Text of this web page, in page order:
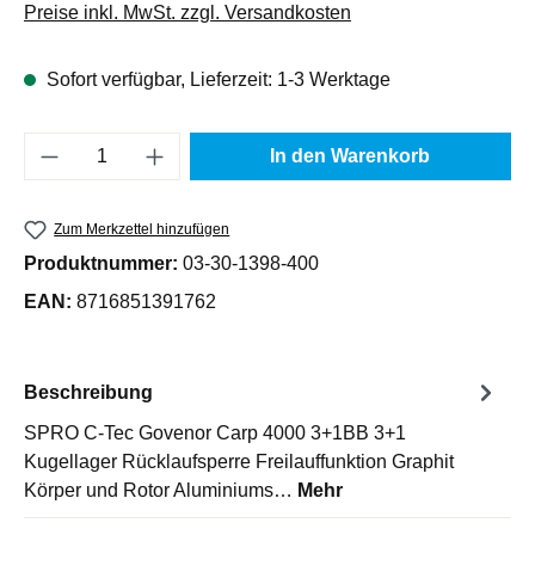
Preise inkl. MwSt. zzgl. Versandkosten
Sofort verfügbar, Lieferzeit: 1-3 Werktage
Produkt Anzahl: Gib den gewünschten
In den Warenkorb
Zum Merkzettel hinzufügen
Produktnummer: 03-30-1398-400
EAN: 8716851391762
Beschreibung
SPRO C-Tec Govenor Carp 4000 3+1BB 3+1
Kugellager Rücklaufsperre Freilauffunktion Graphit
Körper und Rotor Aluminiums… Mehr